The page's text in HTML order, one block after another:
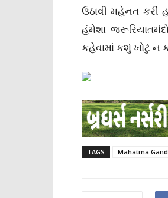
ઉઠાવી મહેનત કરી
હંમેશા
કહેવામાં કશું ખોટું ન
TAGS Mahatma